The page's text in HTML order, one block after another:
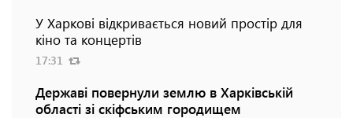
У Харкові відкривається новий простір для
кіно та концертів
17:31
Державі повернули землю в Харківській
області зі скіфським городищем